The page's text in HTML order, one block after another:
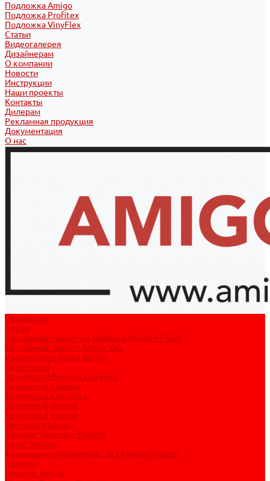
Подложка Amigo
Подложка Profitex
Подложка VinyFlex
Статьи
Видеогалерея
Дизайнерам
О компании
Новости
Инструкции
Наши проекты
Контакты
Дилерам
Рекламная продукция
Документация
О нас
Продукция
Amigo
Массивный паркет из бамбука Amigo Hi-Tech
Массивный паркет Amigo XXL
Инженерная доска Amigo
StoneWood
StoneWood Венгерская ёлка
Stonewood Камень
Stonewood Классика
Stonewood Натура
Stonewood Эталон
Svensson Parkett
Ламинат Svensson Parkett
Wood System
Композитная паркетная доска Wood System
Плинтус
Плинтус Amigo